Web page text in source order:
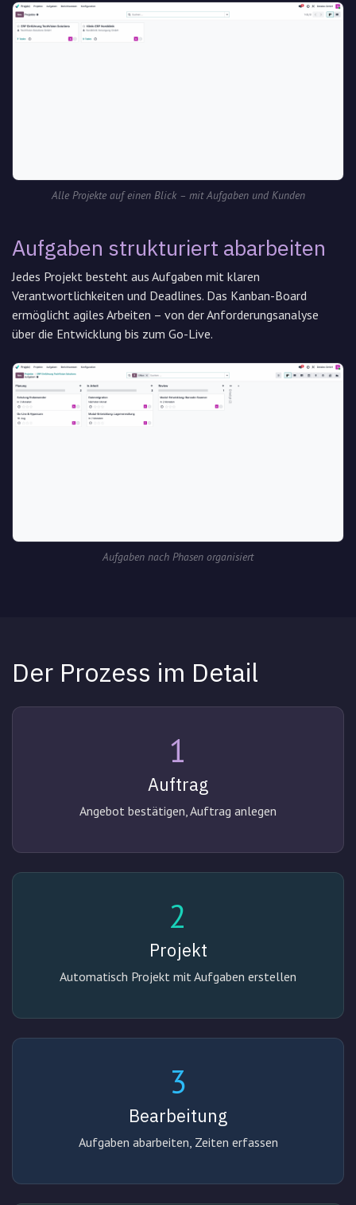
Alle Projekte auf einen Blick – mit Aufgaben und Kunden
Aufgaben strukturiert abarbeiten
Jedes Projekt besteht aus Aufgaben mit klaren
Verantwortlichkeiten und Deadlines. Das Kanban-Board
ermöglicht agiles Arbeiten – von der Anforderungsanalyse
über die Entwicklung bis zum Go-Live.
Aufgaben nach Phasen organisiert
Der Prozess im Detail
1
Auftrag
Angebot bestätigen, Auftrag anlegen
2
Projekt
Automatisch Projekt mit Aufgaben erstellen
3
Bearbeitung
Aufgaben abarbeiten, Zeiten erfassen